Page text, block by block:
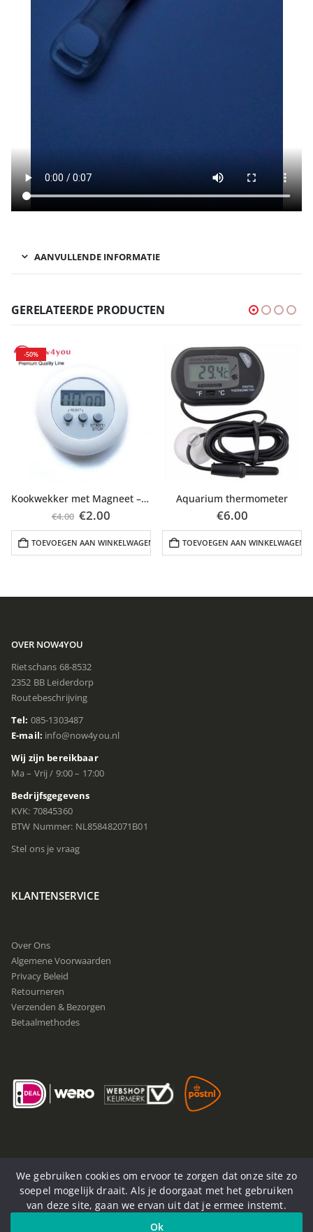
AANVULLENDE INFORMATIE
GERELATEERDE PRODUCTEN
Kookwekker met Magneet – Wit
Oorspronkelijke
was:
€4.00.
Huidige
is:
€2.00.
AAN WINKELWAGEN
Aquarium thermometer
TOEVOEGEN AAN WINKELWAGEN
OVER NOW4YOU
Rietschans 68-8532
2352 BB Leiderdorp
Routebeschrijving
Tel: 085-1303487
E-mail: info@now4you.nl
Wij zijn bereikbaar
Ma – Vrij / 9:00 – 17:00
Bedrijfsgegevens
KVK: 70845360
BTW Nummer: NL858482071B01
Stel ons je vraag
KLANTENSERVICE
Over Ons
Algemene Voorwaarden
Privacy Beleid
Retourneren
Verzenden & Bezorgen
Betaalmethodes
© Now4You. 2020-2025. Alle rechten voorbehouden
We gebruiken cookies om ervoor te zorgen dat onze site zo
soepel mogelijk draait. Als je doorgaat met het gebruiken
van deze site, gaan we ervan uit dat je ermee instemt.
Ok